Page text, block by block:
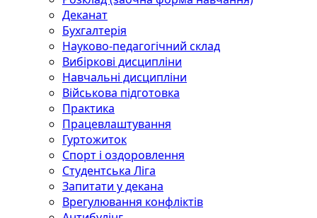
Деканат
Бухгалтерія
Науково-педагогічний склад
Вибіркові дисципліни
Навчальні дисципліни
Військова підготовка
Практика
Працевлаштування
Гуртожиток
Спорт і оздоровлення
Студентська Ліга
Запитати у декана
Врегулювання конфліктів